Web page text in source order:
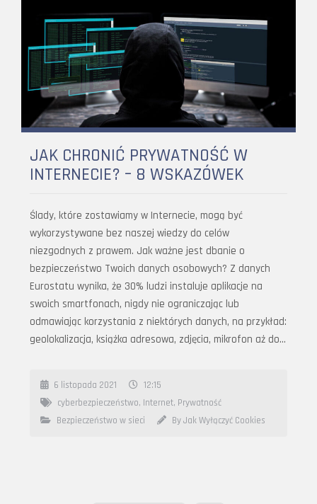
JAK CHRONIĆ PRYWATNOŚĆ W
INTERNECIE? – 8 WSKAZÓWEK
Ślady, które zostawiamy w Internecie, mogą być
wykorzystywane bez naszej wiedzy do celów
niezgodnych z prawem. Jak ważne jest dbanie o
bezpieczeństwo Twoich danych osobowych? Z danych
Eurostatu wynika, że 30% ludzi instaluje aplikacje na
swoich smartfonach, nigdy nie ograniczając lub
odmawiając korzystania z niektórych danych, na przykład:
geolokalizacja, książka adresowa, zdjęcia, mikrofon aż do…
6 listopada 2021
12:15
cyberbezpieczeństwo, Internet, Prywatność
Bezpieczeństwo w sieci
By Jak Wyłączyć Cookies